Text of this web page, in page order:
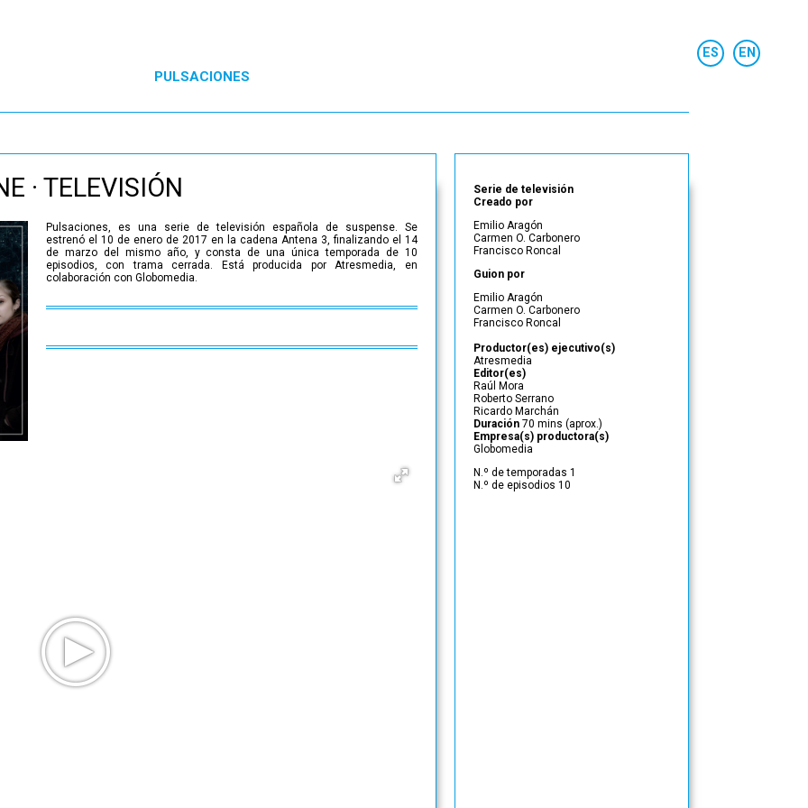
PULSACIONES
· TELEVISIÓN
Pulsaciones, es una serie de televisión española de suspense. Se
estrenó el 10 de enero de 2017 en la cadena Antena 3, finalizando el 14
de marzo del mismo año, y consta de una única temporada de 10
episodios, con trama cerrada.​ Está producida por Atresmedia, en
colaboración con Globomedia.​
Serie de televisión
Creado por
Emilio Aragón
Carmen O. Carbonero
Francisco Roncal
Guion por
Emilio Aragón
Carmen O. Carbonero
Francisco Roncal
Productor(es) ejecutivo(s)
Atresmedia
Editor(es)
Raúl Mora
Roberto Serrano
Ricardo Marchán
Duración 70 mins (aprox.)
Empresa(s) productora(s)
Globomedia
N.º de temporadas 1
N.º de episodios 10